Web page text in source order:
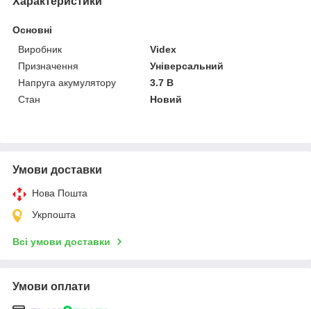
Основні
Виробник
Videx
Призначення
Універсальний
Напруга акумулятору
3.7 В
Стан
Новий
Умови доставки
Нова Пошта
Укрпошта
Всі умови доставки
Умови оплати